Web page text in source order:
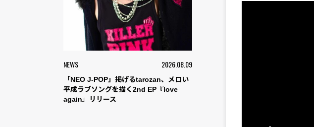
NEWS 2026.08.09
「NEO J-POP」掲げるtarozan、メロい
平成ラブソングを描く2nd EP『love
again』リリース